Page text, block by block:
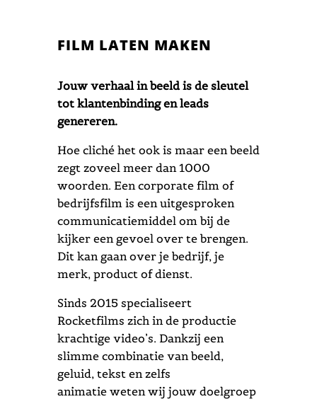
FILM LATEN MAKEN
Jouw verhaal in beeld is de sleutel
tot klantenbinding en leads
genereren.
Hoe cliché het ook is maar een beeld
zegt zoveel meer dan 1000
woorden. Een corporate film of
bedrijfsfilm is een uitgesproken
communicatiemiddel om bij de
kijker een gevoel over te brengen.
Dit kan gaan over je bedrijf, je
merk, product of dienst.
Sinds 2015 specialiseert
Rocketfilms zich in de productie
krachtige video’s. Dankzij een
slimmecombinatie van beeld,
geluid, tekst enzelfs
animatie weten wij jouw doelgroep